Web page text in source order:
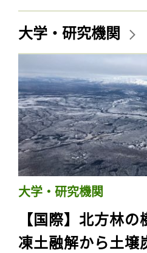
大学・研究機関
大学・研究機関
【国際】北方林
凍土融解から土壌